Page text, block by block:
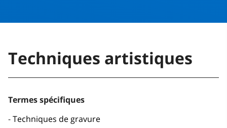
Techniques artistiques
Termes spécifiques
Techniques de gravure